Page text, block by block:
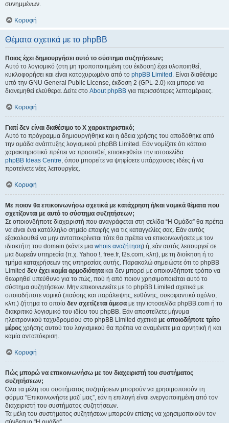
συνημμένων.
Κορυφή
Θέματα σχετικά με το phpBB
Ποιος έχει δημιουργήσει αυτό το σύστημα συζητήσεων;
Αυτό το λογισμικό (στη μη τροποποιημένη του έκδοση) έχει υλοποιηθεί,
κυκλοφορήσει και είναι κατοχυρωμένο από το phpBB Limited . Είναι διαθέσιμο
υπό την GNU General Public License, έκδοση 2 (GPL-2.0) και μπορεί να
διανεμηθεί ελεύθερα. Δείτε στο About phpBB για περισσότερες λεπτομέρειες.
Κορυφή
Γιατί δεν είναι διαθέσιμο το Χ χαρακτηριστικό;
Αυτό το πρόγραμμα δημιουργήθηκε και η άδεια χρήσης του αποδόθηκε από
την ομάδα ανάπτυξης λογισμικού phpBB Limited. Εάν νομίζετε ότι κάποιο
χαρακτηριστικό πρέπει να προστεθεί, επισκεφθείτε την ιστοσελίδα
phpBB Ideas Centre, όπου μπορείτε να ψηφίσετε υπάρχουσες ιδέες ή να
προτείνετε νέες λειτουργίες.
Κορυφή
Με ποιον θα επικοινωνήσω σχετικά με κατάχρηση ή/και νομικά θέματα που
σχετίζονται με αυτό το σύστημα συζητήσεων;
Σε οποιονδήποτε διαχειριστή που αναγράφεται στη σελίδα “Η Ομάδα” θα πρέπει
να είναι ένα κατάλληλο σημείο επαφής για τις καταγγελίες σας. Εάν αυτός
εξακολουθεί να μην ανταποκρίνεται τότε θα πρέπει να επικοινωνήσετε με τον
ιδιοκτήτη του domain (κάντε μια whois αναζήτηση) ή, εάν αυτός λειτουργεί σε
μια δωρεάν υπηρεσία (π.χ. Yahoo !, free.fr, f2s.com, κλπ), με τη διοίκηση ή το
τμήμα καταχρήσεων της υπηρεσίας αυτής. Παρακαλώ σημειώστε ότι το phpBB
Limited δεν έχει καμία αρμοδιότητα και δεν μπορεί με οποιονδήποτε τρόπο να
θεωρηθεί υπεύθυνο για το πώς, πού ή από ποιον χρησιμοποιείται αυτό το
σύστημα συζητήσεων. Μην επικοινωνείτε με το phpBB Limited σχετικά με
οποιαδήποτε νομικό (παύσης και παράλειψης, ευθύνης, συκοφαντικό σχόλιο,
κλπ.) ζήτημα το οποίο δεν σχετίζεται άμεσα με την ιστοσελίδα phpBB.com ή το
διακριτικό λογισμικό του ιδίου του phpBB. Εάν αποστείλετε μήνυμα
ηλεκτρονικού ταχυδρομείου στο phpBB Limited σχετικά με οποιοδήποτε τρίτο
μέρος χρήσης αυτού του λογισμικού θα πρέπει να αναμένετε μια αρνητική ή και
καμία ανταπόκριση.
Κορυφή
Πώς μπορώ να επικοινωνήσω με τον διαχειριστή του συστήματος
συζητήσεων;
Όλα τα μέλη του συστήματος συζητήσεων μπορούν να χρησιμοποιούν τη
φόρμα “Επικοινωνήστε μαζί μας”, εάν η επιλογή είναι ενεργοποιημένη από τον
διαχειριστή του συστήματος συζητήσεων.
Τα μέλη του συστήματος συζητήσεων μπορούν επίσης να χρησιμοποιούν τον